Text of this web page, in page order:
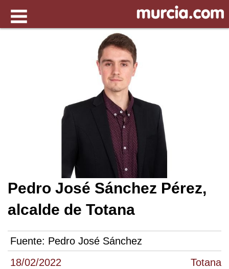
18/02/2022 Totana
Pedro José Sánchez Pérez,
alcalde de Totana
Fuente: Pedro José Sánchez